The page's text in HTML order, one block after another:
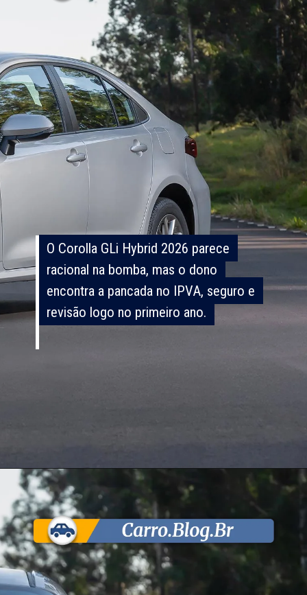
O Corolla GLi Hybrid 2026 parece
racional na bomba, mas o dono
encontra a pancada no IPVA, seguro e
revisão logo no primeiro ano.
O Corolla GLi Hybrid 2026 parece
racional na bomba, mas o dono
encontra a pancada no IPVA, seguro e
revisão logo no primeiro ano.